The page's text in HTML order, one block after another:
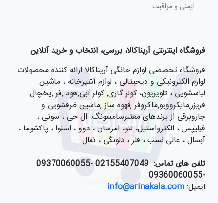
فروشگاه اینترنتی آریناکالا، بررسی، انتخاب و خرید آنلاین
فروشگاه تخصصی لوازم خانگی آریناکالا ارائه کننده محصولات
لوازم الکترونیکی و دیجیتالی ، لوازم آشپزخانه ، ماشین
لباسشویی ، تلویزیون، کولر گازی, کولر آبی,هود ,فر ,یخچال
فریزر,مایکروویو,ماکروفر ,قهوه ساز ,ماشین ظرفشویی و
جاروبرقی از برندهای معتبرسامسونگ، ال جی ، سونی ،
فیلیپس ، الکترواستیل، لتو، امرسان ، دوو ، اسنوا ، پاکشوما ،
آبسال ، عالی نسب ، فلر ، دلونگی ، تفال
تلفن های تماس:
021
55407049 -09370060055
-09360060055
ایمیل:info@arinakala.com
ایمنی و مراقبت